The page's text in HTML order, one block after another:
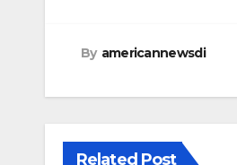
By americannewsdi
Related Post